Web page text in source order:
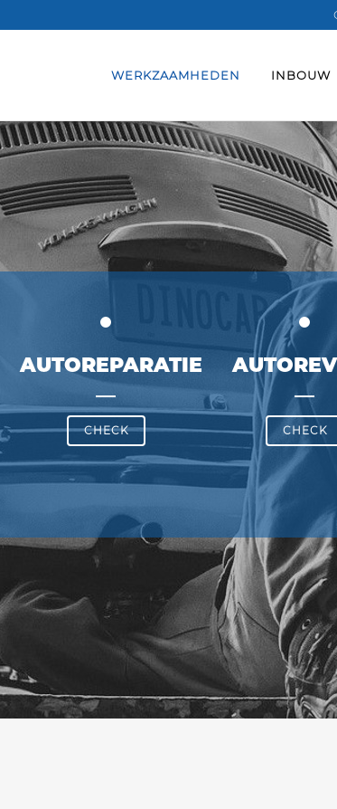
WERKZAAMHEDEN INBOUW
AUTOREPARATIE
CHECK CHECK